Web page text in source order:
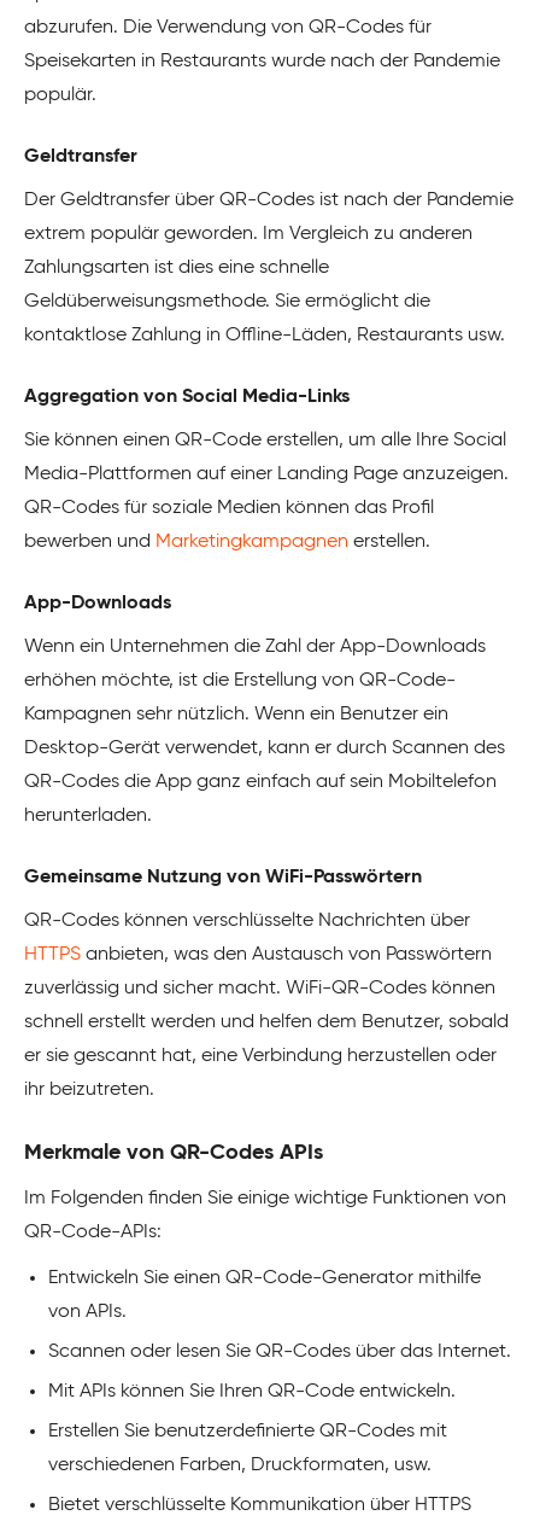
abzurufen. Die Verwendung von QR-Codes für
Speisekarten in Restaurants wurde nach der Pandemie
populär.
Geldtransfer
Der Geldtransfer über QR-Codes ist nach der Pandemie
extrem populär geworden. Im Vergleich zu anderen
Zahlungsarten ist dies eine schnelle
Geldüberweisungsmethode. Sie ermöglicht die
kontaktlose Zahlung in Offline-Läden, Restaurants usw.
Aggregation von Social Media-Links
Sie können einen QR-Code erstellen, um alle Ihre Social
Media-Plattformen auf einer Landing Page anzuzeigen.
QR-Codes für soziale Medien können das Profil
bewerben und Marketingkampagnen erstellen.
App-Downloads
Wenn ein Unternehmen die Zahl der App-Downloads
erhöhen möchte, ist die Erstellung von QR-Code-
Kampagnen sehr nützlich. Wenn ein Benutzer ein
Desktop-Gerät verwendet, kann er durch Scannen des
QR-Codes die App ganz einfach auf sein Mobiltelefon
herunterladen.
Gemeinsame Nutzung von WiFi-Passwörtern
QR-Codes können verschlüsselte Nachrichten über
HTTPS anbieten, was den Austausch von Passwörtern
zuverlässig und sicher macht. WiFi-QR-Codes können
schnell erstellt werden und helfen dem Benutzer, sobald
er sie gescannt hat, eine Verbindung herzustellen oder
ihr beizutreten.
Merkmale von QR-Codes APIs
Im Folgenden finden Sie einige wichtige Funktionen von
QR-Code-APIs:
Entwickeln Sie einen QR-Code-Generator mithilfe
von APIs.
Scannen oder lesen Sie QR-Codes über das Internet.
Mit APIs können Sie Ihren QR-Code entwickeln.
Erstellen Sie benutzerdefinierte QR-Codes mit
verschiedenen Farben, Druckformaten, usw.
Bietet verschlüsselte Kommunikation über HTTPS